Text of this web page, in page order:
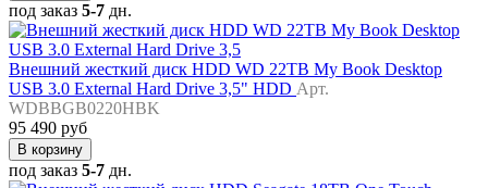
под заказ 5-7 дн.
Внешний жесткий диск HDD WD 22TB My Book Desktop
USB 3.0 External Hard Drive 3,5" HDD Арт.
WDBBGB0220HBK
95 490 руб
В корзину
под заказ 5-7 дн.